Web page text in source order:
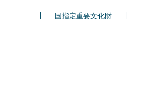
国指定重要文化財